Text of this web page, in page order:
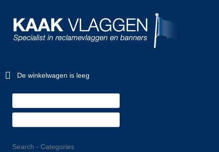
De winkelwagen is leeg
Search - Categories